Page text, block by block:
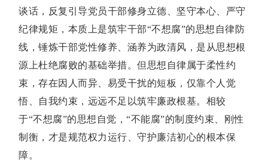
谈话，反复引导党员干部修身立德、坚守本心、严守
纪律规矩，本质上是筑牢干部“不想腐”的思想自律防
线，锤炼干部党性修养、涵养为政清风，是从思想根
源上杜绝腐败的基础举措。但思想自律属于柔性约
束，存在因人而异、易受干扰的短板，仅靠个人觉
悟、自我约束，远远不足以筑牢廉政根基。相较
于“不想腐”的思想自觉，“不能腐”的制度约束、刚性
制衡，才是规范权力运行、守护廉洁初心的根本保
障。